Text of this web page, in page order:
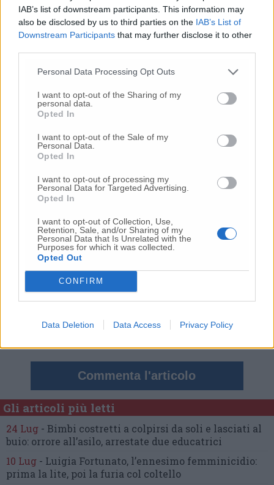
IAB’s list of downstream participants. This information may
also be disclosed by us to third parties on the IAB’s List of
Downstream Participants that may further disclose it to other
Personal Data Processing Opt Outs
I want to opt-out of the Sharing of my
personal data.
Opted In
I want to opt-out of the Sale of my
Personal Data.
Opted In
I want to opt-out of processing my
Personal Data for Targeted Advertising.
Opted In
I want to opt-out of Collection, Use,
Retention, Sale, and/or Sharing of my
Personal Data that Is Unrelated with the
Purposes for which it was collected.
Opted Out
CONFIRM
Data Deletion Data Access Privacy Policy
già un progetto e una base di copertura. Su
questo punto indubbiamente riteniamo che si
sia fatto un buon lavoro. E’ però necessario
suggeriamo di pescare dal nostro documento”.
Commenti
Nessun commento presente
Commenta
Commenta l'articolo
Gli articoli più letti
24 Lug - Bimbi costretti a colpirsi da soli e lasciati al
buio: orrore all’asilo, arrestate due educatrici
10 Lug - Luigia Fortunato, l’ennesimo femminicidio:
prima la lite, poi la furia col coltello